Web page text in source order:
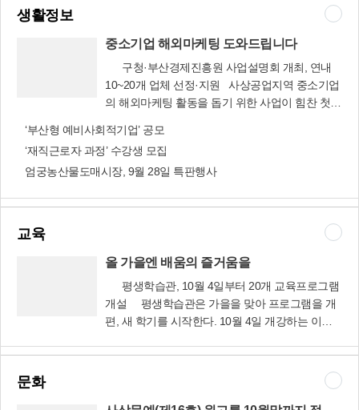
목회 등 6개 단체가 후원한 쌀과 라면(43만원 상
당)도 어려운 이웃 14세대에 전달.▲덕포2동주민
센터=대순진리회가 지원한 쌀 20㎏들이 80포, 쌀
10㎏들이 40포를 5~9일까지 어려운 이웃 등에 전
달.▲모라1동주민센터=이름을 밝히지 않은 주민
이 8일 어려운 이웃을 써 달라며 쌀 20㎏들이 10포
(40만원 상당)를 보내와 저소득 가정 10세대에 전
‘사랑의 쌀’을 보내오고 있는데 현재까지 쌀 100포
(400만원 상당)를 후원.▲삼락동주민세터=이름을
성금 400만원으로 ‘사랑의 쌀’ 20㎏들이 100포를
구입, 홀로어르신과 차상위계층 등 어려운 이웃
가가 7일 기탁한 쌀 10㎏들이 200포를 어려운 이
웃에 전달. 쌀을 보낸 사람은 한 때 엄궁동에 살았
던 서울 시민으로 고향 사람을 위해 써 달라며 2년
전부터 해마다 추석과 설에 쌀 200포씩 기부. 1일
50포와 태림기술산업(대표 곽용섭)이 후원한 쌀
10㎏들이 50포를 저소득 주민 100세대에 전달.▲
주례1동주민센터=사랑나누기회(회장 권태현-쌀
50포 140만원 상당)와 윤성자 씨(통장-쌀 10포 30
다. 우리구민들과 만날 때면 그 분들의 표정을 곰
곰이 살피는 버릇까지 생겼다. 사실 지역구 선출직
의원들은 자신을 선택해준 지역주민에게 변화와
발전을 통해 행복하게 만들어 드리겠다고 약속을
한 사람들이다. 그러므로 우리구의 행복지수에 대
한 나의 고민은 지극히 당연한 도리인 것이다. 행
주변 환경일 것이다. 그것은 집주위의 사회 인프라
시설이라고 말할 수 있다. 교통, 문화, 교육, 주거,
주변 환경 등 우리가 현재 누리는 배경일 것이다.
까? 이것은 행복의 필요조건이지 충분조건은 아니
생겨난다면, 그것은 행복으로 이어질 수 없으며,
그 가치 또한 오래 지속되지 못할 거라는 생각에
변화와 발전의 진정한 의미를 깨닫게 된 것이다.
그렇다면 행복의 충분조건은 무엇일까. 그것은 바
로 우리 동네 내 집 앞의 작은 변화, 외롭고 힘들 때
힘이 되어주는 훈훈한 정, 마음과 마음이 통하고
지만 마음 편히 다닐 수 있는 안전한 주위환경 등
이 아닐까 생각한다. 그렇다. 아무리 작은 변화와
생활정보
중소기업 해외마케팅 도와드립니다
케팅 도와드립니
10~20개 업체 선정·지원 사상공업지역 중소기업
의 해외마케팅 활동을 돕기 위한 사업이 힘찬 첫
21일 중소기업의 해외마케팅을 지원하기 위한 업
무협약을 맺은데 이어 9월 23일 오후 2시 영상회
의실에서 수출(초보)기업을 대상으로 ‘해외마케팅
억원 미만의 중소제조업체의 경우 해외시장조사
와 거래 바이어 발굴, 전시회 마케팅, 온·오프라인
타깃마케팅 등에 필요한 경비를 지원할 계획이라
고 밝혔다. 이러한 ‘맞춤형 해외마케팅 지원사업’엔
업체 당 100만원 한도로 지원할 예정이다.또 연 매
출액 100억원 미만의 중소제조업체를 대상으로
수출 관련 제품 매뉴얼과 계약서, 협약서 등 수출
다.‘중소기업 통·번역 지원사업’은 업체 당 50만원
략 수립 및 수출입 관세 관련 자문 등 ‘해외마케팅
컨설팅지원사업’도 벌여, 업체 당 100만원 한도로
‘부산형 예비사회적기업’ 공모
‘재직근로자 과정’ 수강생 모집
엄궁농산물도매시장, 9월 28일 특판행사
교육
올 가을엔 배움의 즐거움을
의 즐거움을
개설 평생학습관은 가을을 맞아 프로그램을 개
편, 새 학기를 시작한다. 10월 4일 개강하는 이번
어린이 마술교실, 약용식물관리(야간) 등 3개월 과
정의 교육프로그램 20개가 개설된다.특히 ▲미술
심리상담사(2급) ▲칼라클레이지도사 등 2개 과정
문화